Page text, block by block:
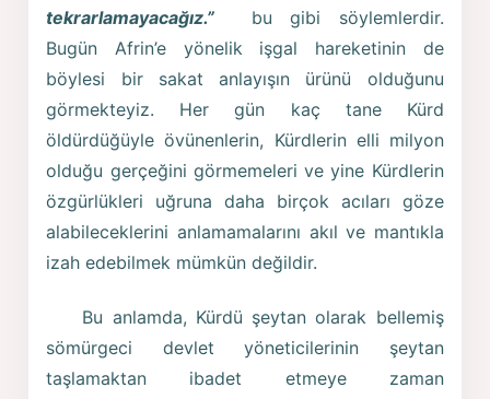
tekrarlamayacağız.” bu gibi söylemlerdir.
Bugün Afrin’e yönelik işgal hareketinin de
böylesi bir sakat anlayışın ürünü olduğunu
görmekteyiz. Her gün kaç tane Kürd
öldürdüğüyle övünenlerin, Kürdlerin elli milyon
olduğu gerçeğini görmemeleri ve yine Kürdlerin
özgürlükleri uğruna daha birçok acıları göze
alabileceklerini anlamamalarını akıl ve mantıkla
izah edebilmek mümkün değildir.
Bu anlamda, Kürdü şeytan olarak bellemiş
sömürgeci devlet yöneticilerinin şeytan
taşlamaktan ibadet etmeye zaman